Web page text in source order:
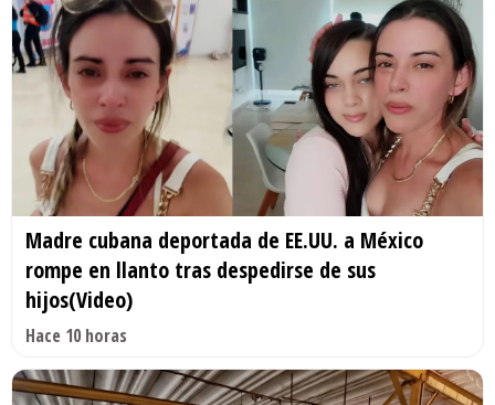
Madre cubana deportada de EE.UU. a México
rompe en llanto tras despedirse de sus
hijos(Video)
Hace 10 horas